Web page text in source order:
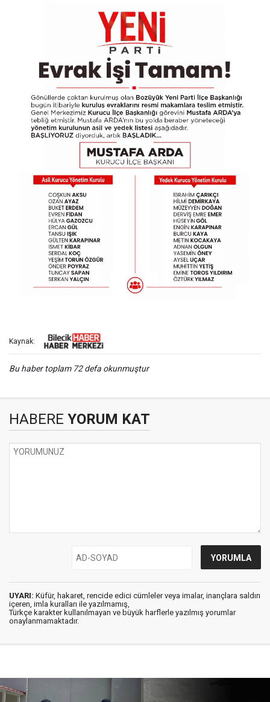
Kaynak:
Bu haber toplam 72 defa okunmuştur
HABERE YORUM KAT
UYARI: Küfür, hakaret, rencide edici cümleler veya imalar, inançlara saldırı
içeren, imla kuralları ile yazılmamış,
Türkçe karakter kullanılmayan ve büyük harflerle yazılmış yorumlar
onaylanmamaktadır.